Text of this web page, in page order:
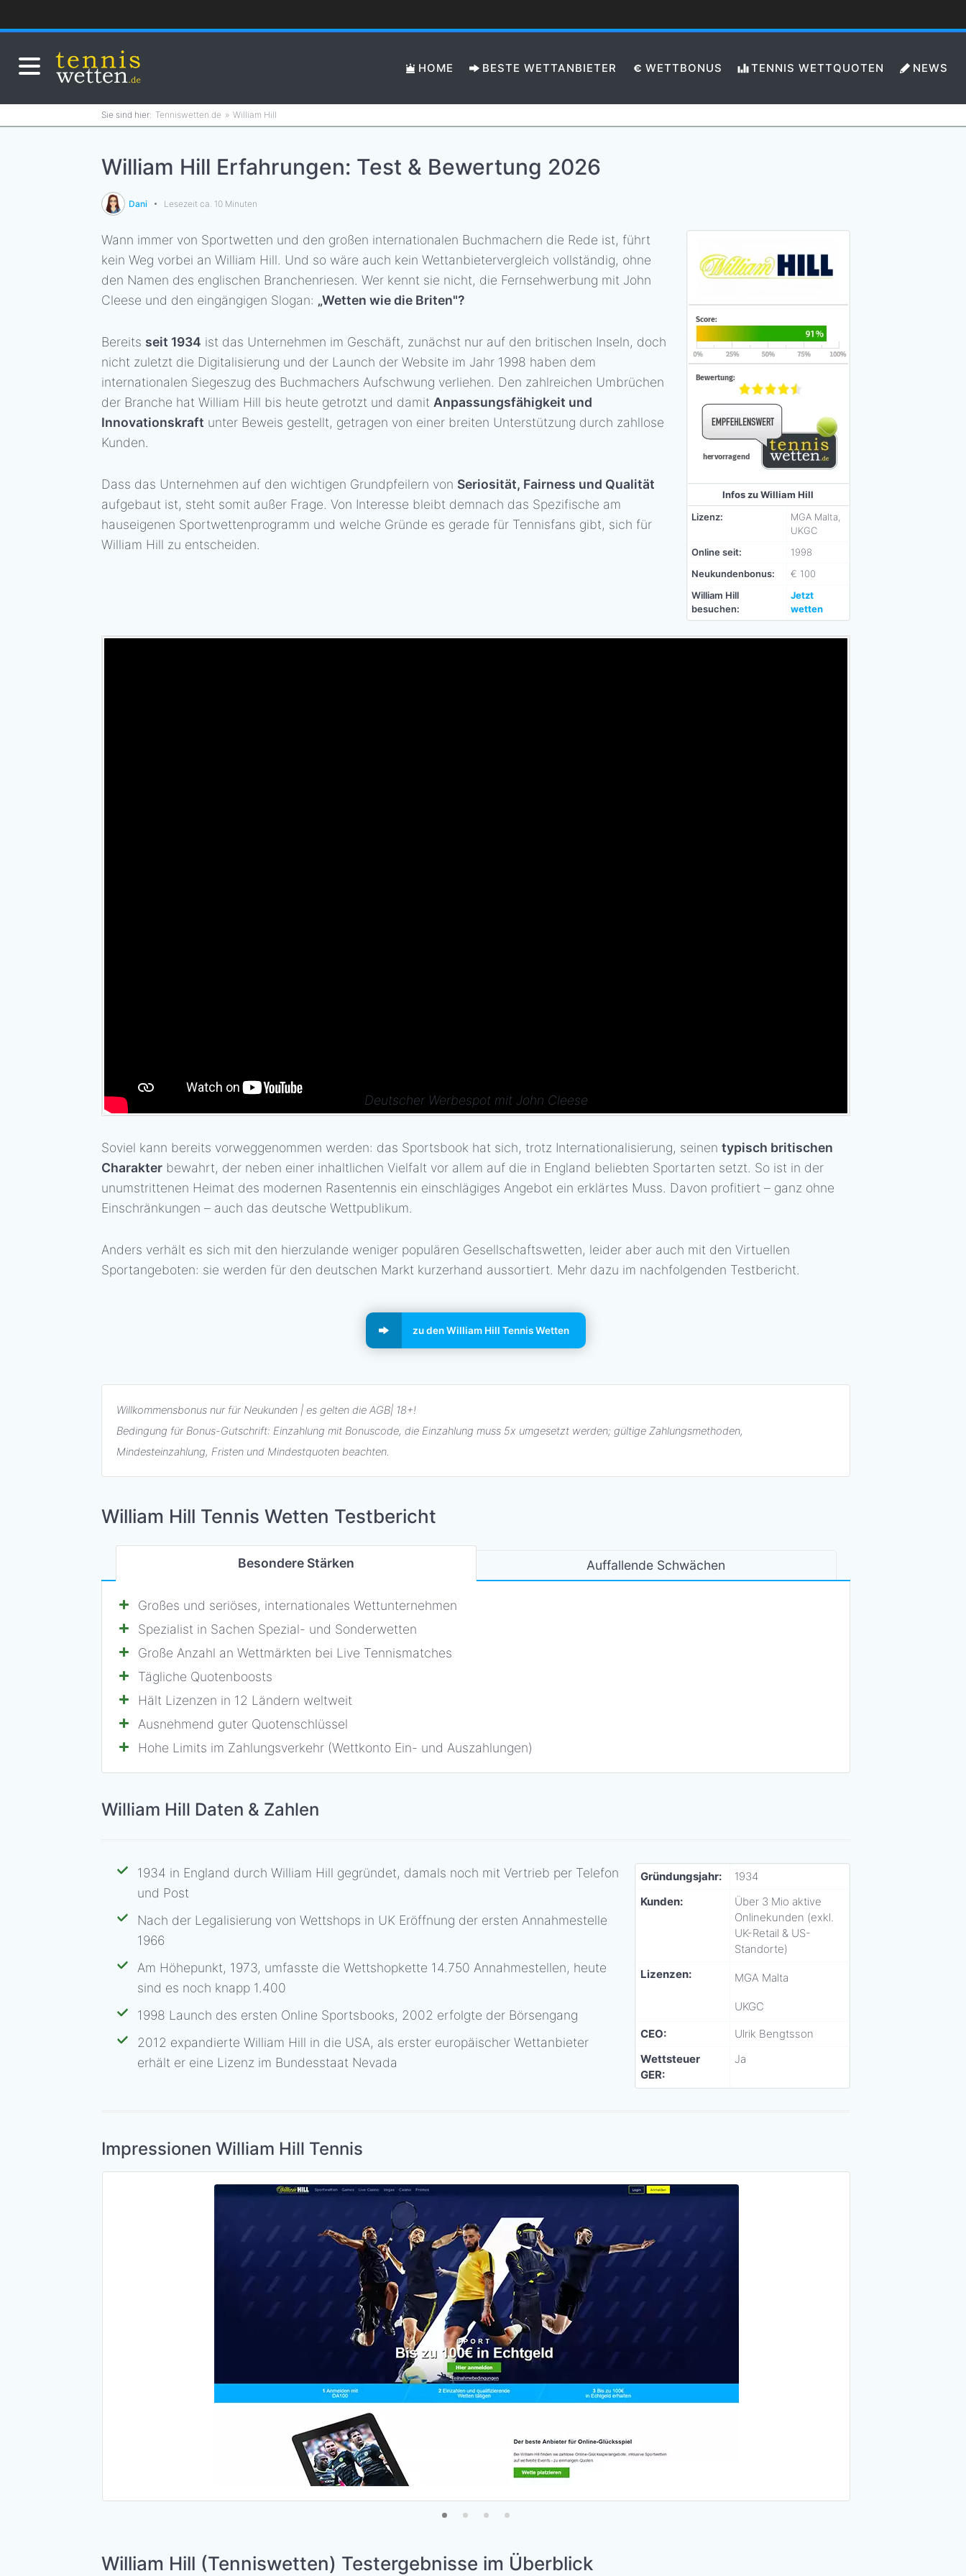
HOME BESTE WETTANBIETER WETTBONUS TENNIS WETTQUOTEN NEWS
Tenniswetten.de William Hill
William Hill Erfahrungen: Test & Bewertung 2026
Dani Lesezeit ca. 10 Minuten
Infos zu William Hill
Lizenz:
MGA Malta,
UKGC
Online seit:
1998
Neukundenbonus:
€ 100
William Hill
besuchen:
Jetzt
wetten
Wann immer von Sportwetten und den großen internationalen Buchmachern die Rede ist, führt
kein Weg vorbei an William Hill. Und so wäre auch kein Wettanbietervergleich vollständig, ohne
den Namen des englischen Branchenriesen. Wer kennt sie nicht, die Fernsehwerbung mit John
Cleese und den eingängigen Slogan: „Wetten wie die Briten"?
Bereits seit 1934 ist das Unternehmen im Geschäft, zunächst nur auf den britischen Inseln, doch
nicht zuletzt die Digitalisierung und der Launch der Website im Jahr 1998 haben dem
internationalen Siegeszug des Buchmachers Aufschwung verliehen. Den zahlreichen Umbrüchen
der Branche hat William Hill bis heute getrotzt und damit Anpassungsfähigkeit und
Innovationskraft unter Beweis gestellt, getragen von einer breiten Unterstützung durch zahllose
Kunden.
Dass das Unternehmen auf den wichtigen Grundpfeilern von Seriosität, Fairness und Qualität
aufgebaut ist, steht somit außer Frage. Von Interesse bleibt demnach das Spezifische am
hauseigenen Sportwettenprogramm und welche Gründe es gerade für Tennisfans gibt, sich für
William Hill zu entscheiden.
Deutscher Werbespot mit John Cleese
Soviel kann bereits vorweggenommen werden: das Sportsbook hat sich, trotz Internationalisierung, seinentypisch britischen
Charakter bewahrt, der neben einer inhaltlichen Vielfalt vor allem auf die in England beliebten Sportarten setzt. So ist in der
unumstrittenen Heimat des modernen Rasentennis ein einschlägiges Angebot ein erklärtes Muss. Davon profitiert – ganz ohne
Einschränkungen – auch das deutsche Wettpublikum.
Anders verhält es sich mit den hierzulande weniger populären Gesellschaftswetten, leider aber auch mit den Virtuellen
Sportangeboten: sie werden für den deutschen Markt kurzerhand aussortiert. Mehr dazu im nachfolgenden Testbericht.
zu den William Hill Tennis Wetten
Willkommensbonus nur für Neukunden | es gelten die AGB| 18+!
Bedingung für Bonus-Gutschrift: Einzahlung mit Bonuscode, die Einzahlung muss 5x umgesetzt werden; gültige Zahlungsmethoden,
Mindesteinzahlung, Fristen und Mindestquoten beachten.
William Hill Tennis Wetten Testbericht
Besondere Stärken Auffallende Schwächen
Großes und seriöses, internationales Wettunternehmen
Spezialist in Sachen Spezial- und Sonderwetten
Große Anzahl an Wettmärkten bei Live Tennismatches
Tägliche Quotenboosts
Hält Lizenzen in 12 Ländern weltweit
Ausnehmend guter Quotenschlüssel
Hohe Limits im Zahlungsverkehr (Wettkonto Ein- und Auszahlungen)
William Hill Daten & Zahlen
Gründungsjahr:
1934
Kunden:
Über 3 Mio aktive
Onlinekunden (exkl.
UK-Retail & US-
Standorte)
Lizenzen:
MGA Malta
UKGC
CEO:
Ulrik Bengtsson
Wettsteuer
GER:
Ja
1934 in England durch William Hill gegründet, damals noch mit Vertrieb per Telefon
und Post
Nach der Legalisierung von Wettshops in UK Eröffnung der ersten Annahmestelle
1966
Am Höhepunkt, 1973, umfasste die Wettshopkette 14.750 Annahmestellen, heute
sind es noch knapp 1.400
1998 Launch des ersten Online Sportsbooks, 2002 erfolgte der Börsengang
2012 expandierte William Hill in die USA, als erster europäischer Wettanbieter
erhält er eine Lizenz im Bundesstaat Nevada
Impressionen William Hill Tennis
William Hill (Tenniswetten) Testergebnisse im Überblick